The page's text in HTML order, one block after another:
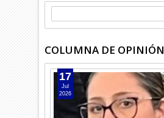
COLUMNA DE OPINIÓN
17
Jul
2026